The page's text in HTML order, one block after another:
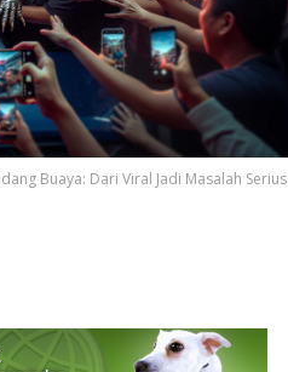
Buaya: Dari Viral Jadi Masalah Serius